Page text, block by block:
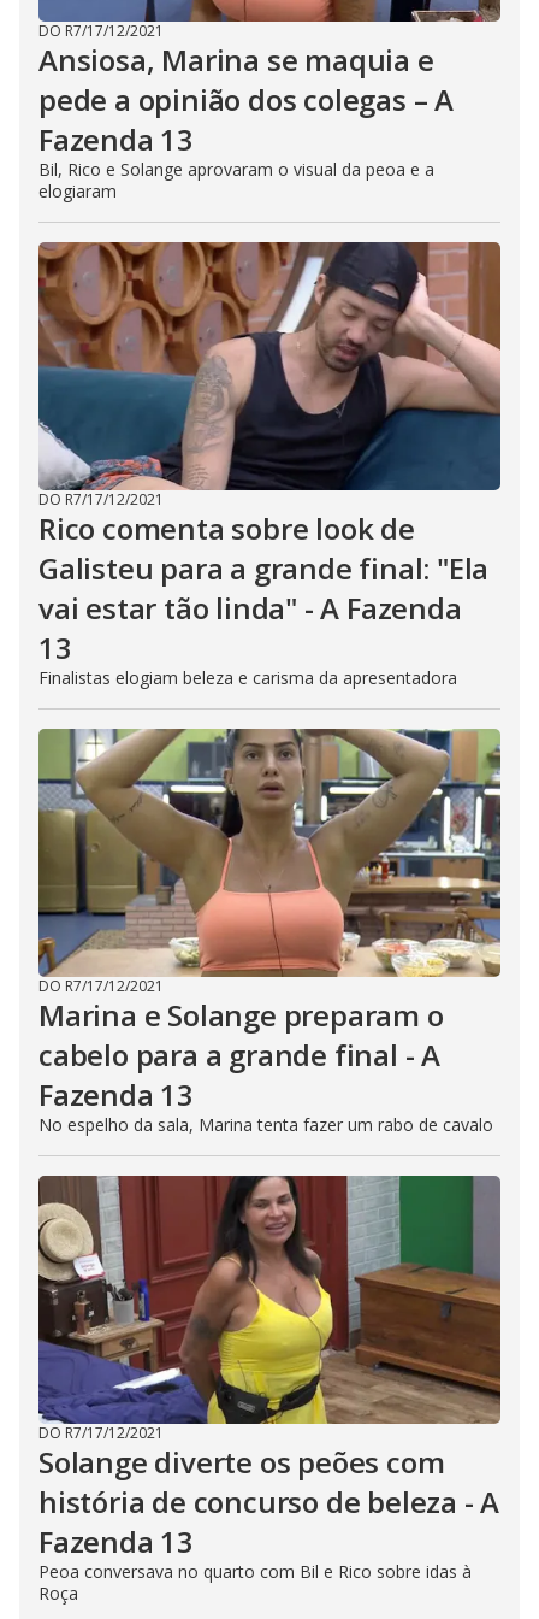
DO R7/17/12/2021
Ansiosa, Marina se maquia e
pede a opinião dos colegas – A
Fazenda 13
Bil, Rico e Solange aprovaram o visual da peoa e a
elogiaram
DO R7/17/12/2021
Rico comenta sobre look de
Galisteu para a grande final: "Ela
vai estar tão linda" - A Fazenda
13
Finalistas elogiam beleza e carisma da apresentadora
DO R7/17/12/2021
Marina e Solange preparam o
cabelo para a grande final - A
Fazenda 13
No espelho da sala, Marina tenta fazer um rabo de cavalo
DO R7/17/12/2021
Solange diverte os peões com
história de concurso de beleza - A
Fazenda 13
Peoa conversava no quarto com Bil e Rico sobre idas à
Roça